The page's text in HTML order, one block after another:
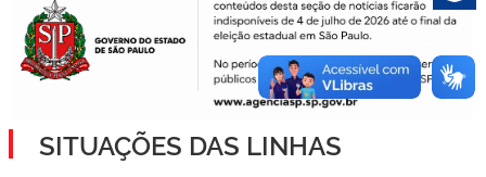
SITUAÇÕES DAS LINHAS